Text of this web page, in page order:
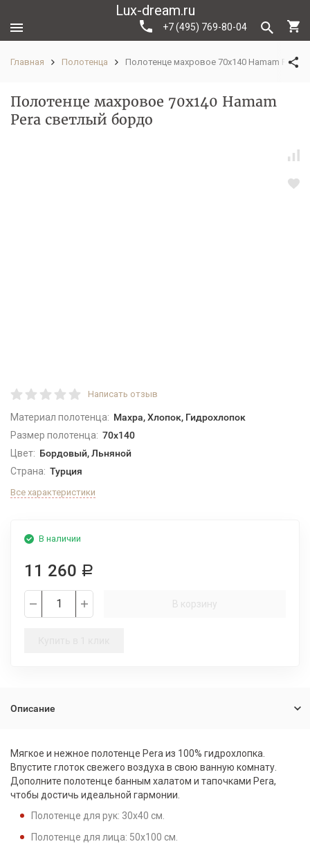
Lux-dream.ru
+7 (495) 769-80-04
Главная Полотенца Полотенце махровое 70x140 Hamam Pera
Полотенце махровое 70x140 Hamam
Pera cветлый бордо
Написать отзыв
Материал полотенца: Махра, Хлопок, Гидрохлопок
Размер полотенца: 70x140
Цвет: Бордовый, Льняной
Страна: Турция
Все характеристики
В наличии
11 260 Р
В корзину
Описание
Мягкое и нежное полотенце Pera из 100% гидрохлопка.
Впустите глоток свежего воздуха в свою ванную комнату.
Дополните полотенце банным халатом и тапочками Pera,
чтобы достичь идеальной гармонии.
Полотенце для рук: 30x40 см.
Полотенце для лица: 50x100 см.